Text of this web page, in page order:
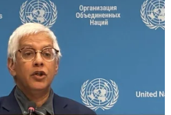
khai mạc Ngày Sách và Văn hóa đọc
Quốc gia Việt Nam. (Ảnh: Yên
Nga/Vietnam+)
và Văn hóa đọc năm 2023
tôi, cho bạn” chính thức